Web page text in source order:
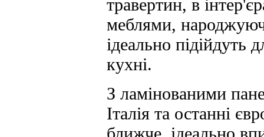
травертин, в
меблями,
ідеально підійдуть
кухні.
З ламінованими
Італія та останні